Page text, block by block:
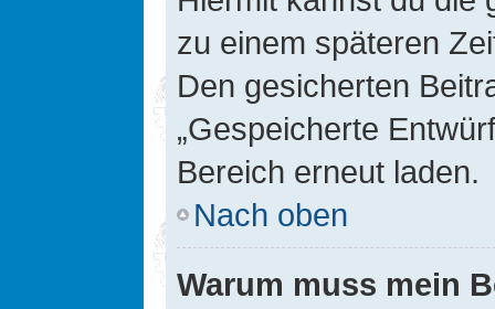
zu einem späteren
Den gesicherten
„Gespeicherte
Bereich erneut laden.
Nach oben
Warum muss mein